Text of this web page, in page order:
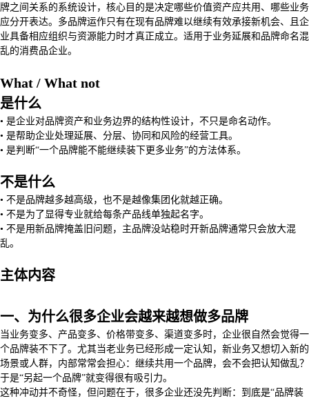
牌之间关系的系统设计，核心目的是决定哪些价值资产应共用、哪些业务
应分开表达。多品牌运作只有在现有品牌难以继续有效承接新机会、且企
业具备相应组织与资源能力时才真正成立。适用于业务延展和品牌命名混
乱的消费品企业。
What / What not
是什么
• 是企业对品牌资产和业务边界的结构性设计，不只是命名动作。
• 是帮助企业处理延展、分层、协同和风险的经营工具。
• 是判断“一个品牌能不能继续装下更多业务”的方法体系。
不是什么
• 不是品牌越多越高级，也不是越像集团化就越正确。
• 不是为了显得专业就给每条产品线单独起名字。
• 不是用新品牌掩盖旧问题，主品牌没站稳时开新品牌通常只会放大混
乱。
主体内容
一、为什么很多企业会越来越想做多品牌
当业务变多、产品变多、价格带变多、渠道变多时，企业很自然会觉得一
个品牌装不下了。尤其当老业务已经形成一定认知，新业务又想切入新的
场景或人群，内部常常会担心：继续共用一个品牌，会不会把认知做乱？
于是“另起一个品牌”就变得很有吸引力。
这种冲动并不奇怪，但问题在于，很多企业还没先判断：到底是“品牌装